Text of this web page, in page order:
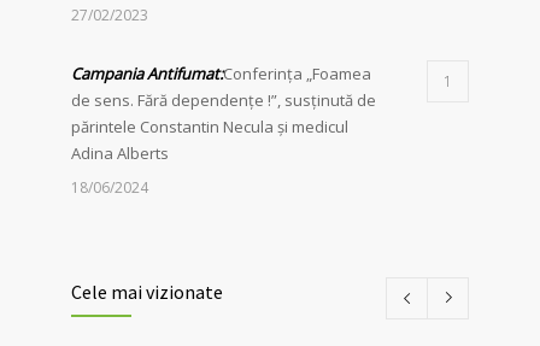
27/02/2023
Campania Antifumat:Conferința „Foamea
de sens. Fără dependențe !”, susținută de
părintele Constantin Necula și medicul
Adina Alberts
1
18/06/2024
Cele mai vizionate